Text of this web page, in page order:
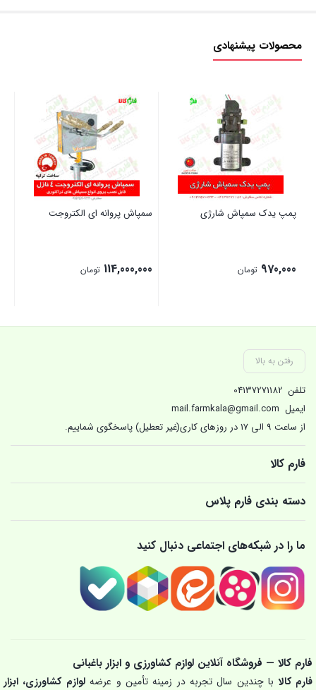
محصولات پیشنهادی
پمپ یدک سمپاش شارژی
970,000 تومان
سمپاش پروانه ای الکتروجت
114,000,000 تومان
رفتن به بالا
تلفن 04137271182
ایمیل mail.farmkala@gmail.com
از ساعت 9 الی 17 در روزهای کاری(غیر تعطیل) پاسخگوی شماییم.
فارم کالا
دسته بندی فارم پلاس
ما را در شبکه‌های اجتماعی دنبال کنید
فارم کالا — فروشگاه آنلاین لوازم کشاورزی و ابزار باغبانی
فارم کالا با چندین سال تجربه در زمینه تأمین و عرضهلوازم کشاورزی، ابزار